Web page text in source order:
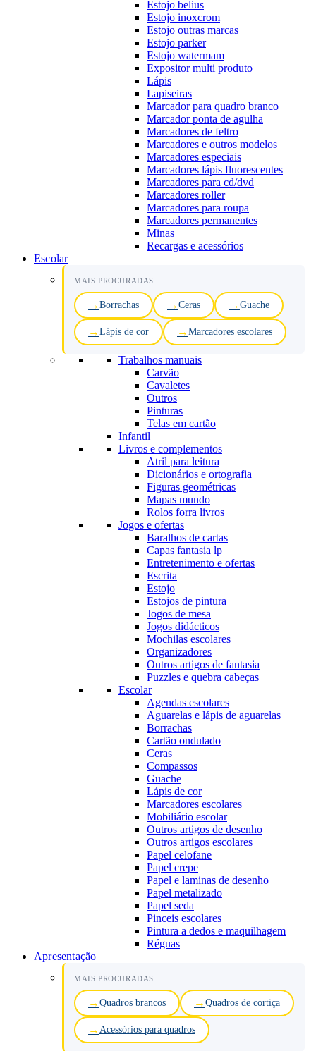
Estojo belius
Estojo inoxcrom
Estojo outras marcas
Estojo parker
Estojo watermam
Expositor multi produto
Lápis
Lapiseiras
Marcador para quadro branco
Marcador ponta de agulha
Marcadores de feltro
Marcadores e outros modelos
Marcadores especiais
Marcadores lápis fluorescentes
Marcadores para cd/dvd
Marcadores roller
Marcadores para roupa
Marcadores permanentes
Minas
Recargas e acessórios
Escolar
MAIS PROCURADAS
Borrachas Ceras Guache
Lápis de cor Marcadores escolares
Trabalhos manuais
Carvão
Cavaletes
Outros
Pinturas
Telas em cartão
Infantil
Livros e complementos
Atril para leitura
Dicionários e ortografia
Figuras geométricas
Mapas mundo
Rolos forra livros
Jogos e ofertas
Baralhos de cartas
Capas fantasia lp
Entretenimento e ofertas
Escrita
Estojo
Estojos de pintura
Jogos de mesa
Jogos didácticos
Mochilas escolares
Organizadores
Outros artigos de fantasia
Puzzles e quebra cabeças
Escolar
Agendas escolares
Aguarelas e lápis de aguarelas
Borrachas
Cartão ondulado
Ceras
Compassos
Guache
Lápis de cor
Marcadores escolares
Mobiliário escolar
Outros artigos de desenho
Outros artigos escolares
Papel celofane
Papel crepe
Papel e laminas de desenho
Papel metalizado
Papel seda
Pinceis escolares
Pintura a dedos e maquilhagem
Réguas
Apresentação
MAIS PROCURADAS
Quadros brancos Quadros de cortiça
Acessórios para quadros